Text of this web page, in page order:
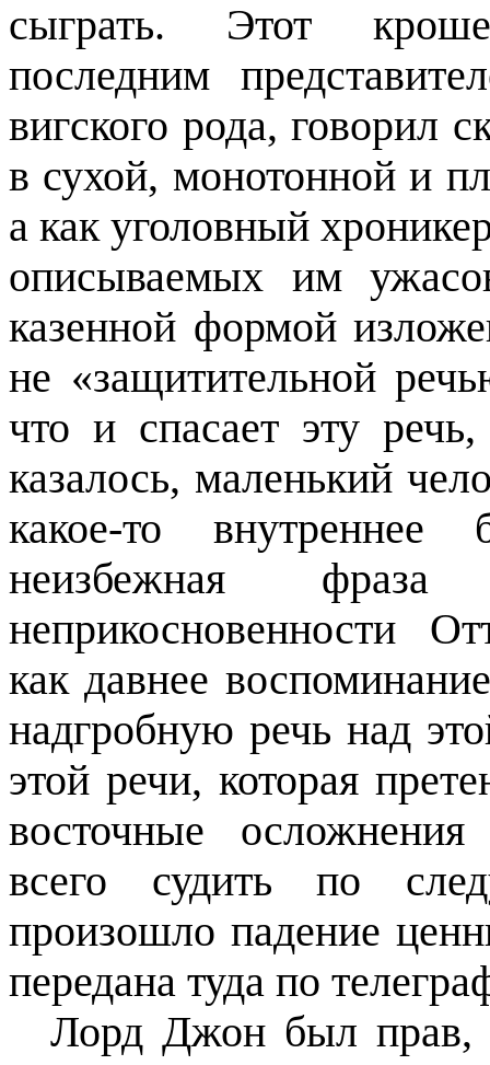
сыграть. Этот
последним
вигского рода, говорил
в сухой, монотонной и
а как уголовный
описываемых им
казенной формой
не «защитительной
что и спасает эту
казалось, маленький
какое-то внутреннее
неизбежная
неприкосновенности
как давнее
надгробную речь над
этой речи, которая
восточные
всего судить по
произошло падение
передана туда по
Лорд Джон был прав,